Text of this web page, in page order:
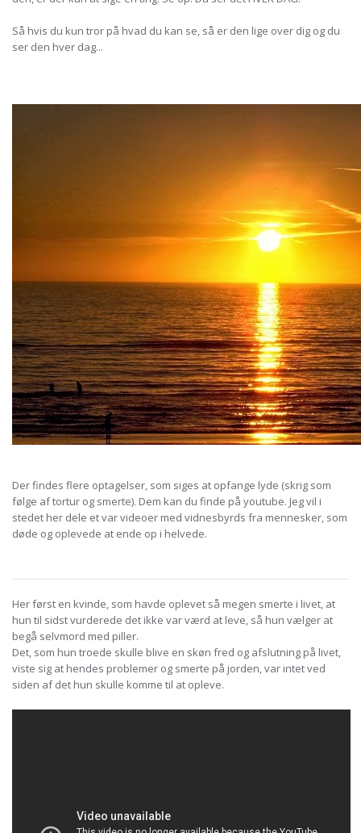
Så hvis du kun tror på hvad du kan se, så er den lige over dig og du
ser den hver dag...
Der findes flere optagelser, som siges at opfange lyde (skrig som
følge af tortur og smerte). Dem kan du finde på youtube. Jeg vil i
stedet her dele et var videoer med vidnesbyrds fra mennesker, som
døde og oplevede at ende op i helvede.
Her først en kvinde, som havde oplevet så megen smerte i livet, at
hun til sidst vurderede det ikke var værd at leve, så hun vælger at
begå selvmord med piller.
Det, som hun troede skulle blive en skøn fred og afslutning på livet,
viste sig at hendes problemer og smerte på jorden, var intet ved
siden af det hun skulle komme til at opleve.